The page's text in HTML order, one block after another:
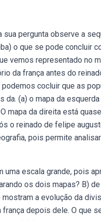
sua pergunta observe a
o que se pode concluir
vemos representado no
da frança antes do
cocluir que as
da. (a) o mapa da
mapa da direita está
o reinado de felipe
pois permite
uma escala grande, pois
os dois mapas? B)
a evolução da
frança depois dele. O que